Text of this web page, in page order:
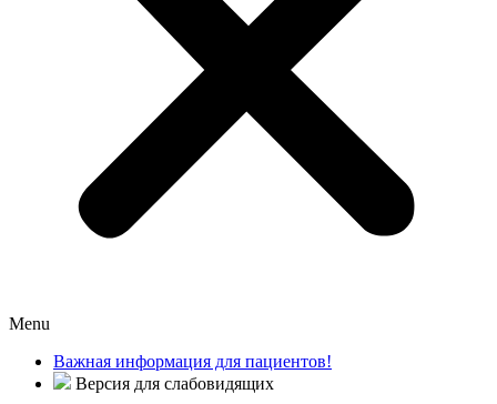
Menu
Важная информация для пациентов!
Версия для слабовидящих